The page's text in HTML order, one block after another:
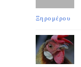
Ξηρομέρου